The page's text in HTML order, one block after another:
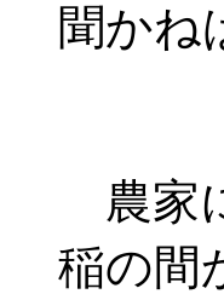
聞かね
農家
稲の間